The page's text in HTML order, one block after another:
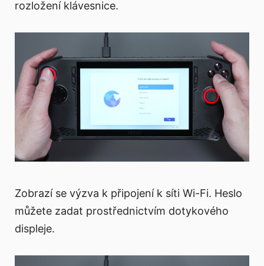
rozložení klávesnice.
Zobrazí se výzva k připojení k síti Wi-Fi. Heslo
můžete zadat prostřednictvím dotykového
displeje.